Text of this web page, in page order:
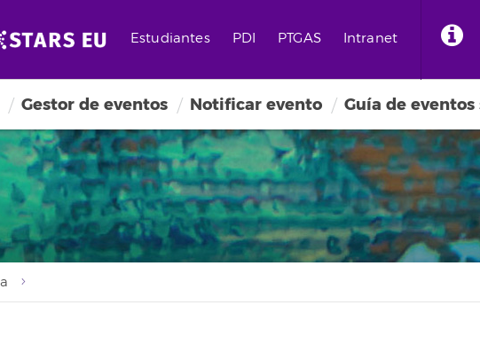
Estudiantes PDI PTGAS Intranet
Gestor de eventos Notificar evento Guía de